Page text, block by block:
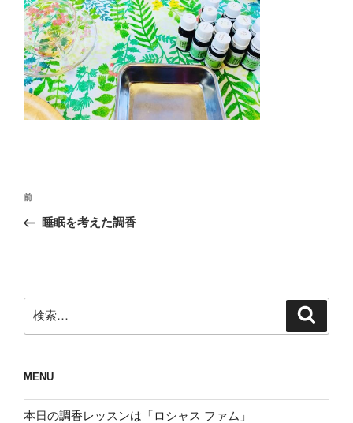
投
ナ
ー
シ
前
の
前
睡眠を考えた調香
索:
MENU
本日の調香レッスンは「ロシャス ファム」